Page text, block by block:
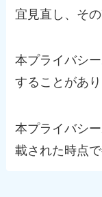
宜見直し、そ
本プライバシ
することがあり
本プライバシ
載された時点